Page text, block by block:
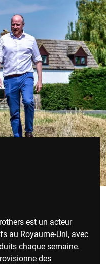
est un acteur
au Royaume-Uni, avec
chaque semaine.
des